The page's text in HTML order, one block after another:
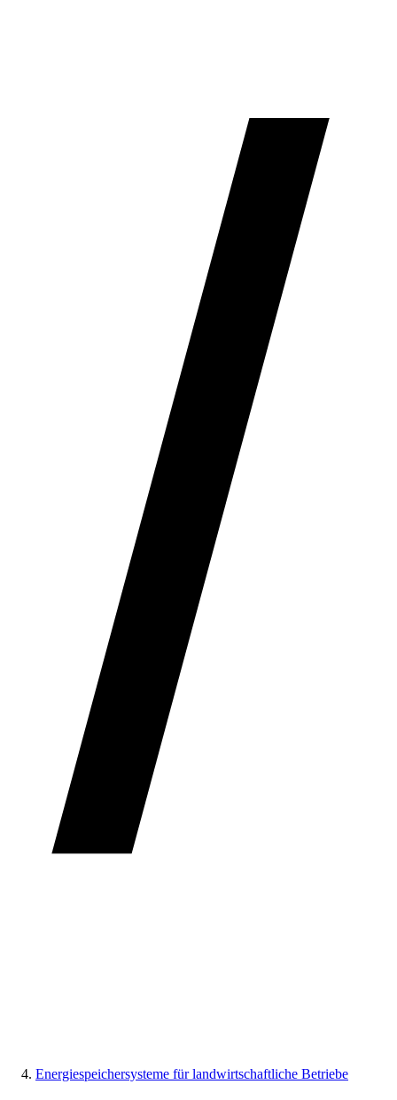
Energiespeichersysteme für landwirtschaftliche Betriebe